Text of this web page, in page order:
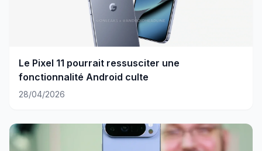
Le Pixel 11 pourrait ressusciter une
fonctionnalité Android culte
28/04/2026